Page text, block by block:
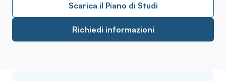
Scarica il Piano di Studi
Richiedi informazioni